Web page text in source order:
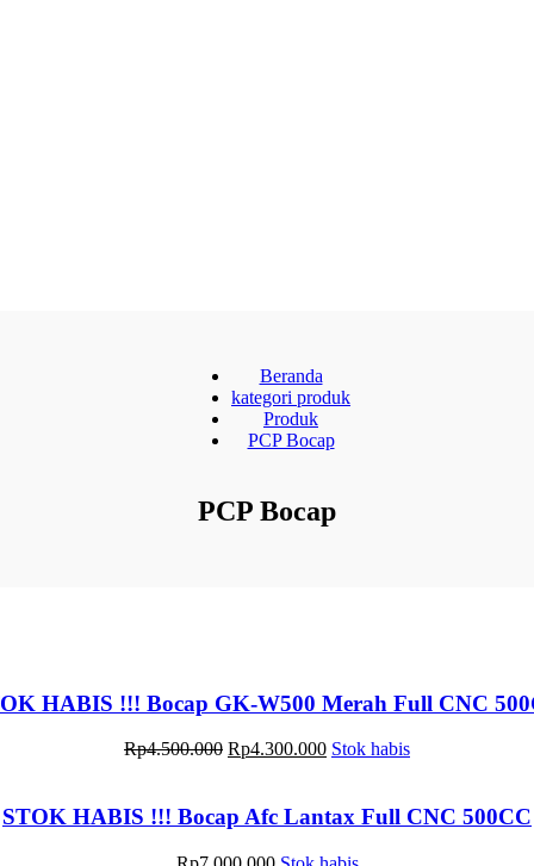
Beranda
kategori produk
Produk
PCP Bocap
PCP Bocap
HABIS !!! Bocap GK-W500 Merah Full CNC
Rp4.500.000 Rp4.300.000 Stok habis
STOK HABIS !!! Bocap Afc Lantax Full CNC 500CC